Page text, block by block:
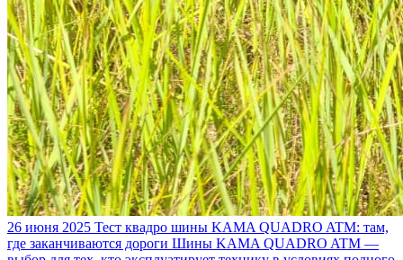
26 июня 2025 Тест квадро шины KAMA QUADRO ATM: там,
где заканчиваются дороги Шины KAMA QUADRO ATM —